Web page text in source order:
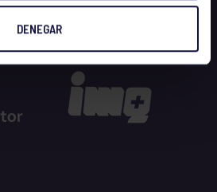
DENEGAR